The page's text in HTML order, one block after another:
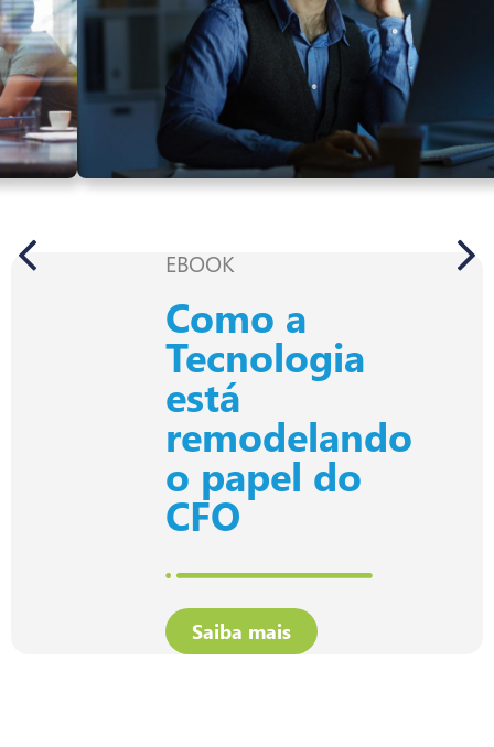
EBOOK
Como a
Tecnologia
está
remodelando
o papel do
CFO
Saiba mais